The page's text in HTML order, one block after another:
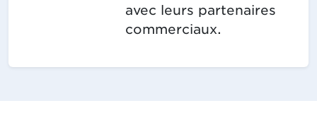
avec leurs partenaires
commerciaux.